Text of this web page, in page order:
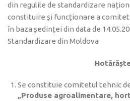
din regulile de standardizare
constituire și funcționare a
în baza ședinței din data de
Standardizare din Moldova
Se constituie comitetul tehnic
„Produse agroalimentare,